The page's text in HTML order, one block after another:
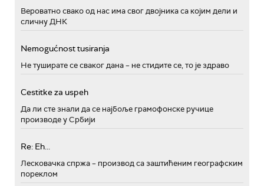
Вероватно свако од нас има свог двојника са којим дели и
сличну ДНК
Nemogućnost tusiranja
Не туширате се сваког дана – не стидите се, то је здраво
Cestitke za uspeh
Да ли сте знали да се најбоље грамофонске ручице
производе у Србији
Re: Eh...
Лесковачка спржа – производ са заштићеним географским
пореклом